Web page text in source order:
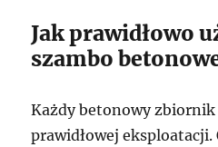
Jak prawidłowo
szambo
Każdy betonowy zbiornik
prawidłowej eksploatacji.